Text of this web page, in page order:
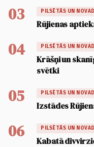
03 PILSĒTĀS UN
Rūjienas
04 PILSĒTĀS UN
Krāšņi un
svētki
05 PILSĒTĀS UN
Izstādes
06 PILSĒTĀS UN
Kabatā